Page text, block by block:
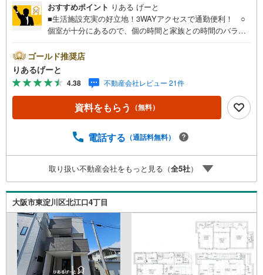
おすすめポイント りある げーと
■生活施設充実の好立地！3WAYアクセスで通勤便利！ ○
個室が十分にあるので、個の時間と家族との時間のバラン
1台分・自転車置場もあります♪■物件検討中のお客さま！
ちょっと見学してみたいだけなどでも内覧可能です！売主
さまの都合等で見学ができない場合がございます。お気軽
に「りあるげーと」までお問合わせ下さい！■「りあるげー
と」が選ばれるポイント！■年中休まず営業中！いつでも対
応致します！・営業時間:9:00～21:00上記の時間帯は、お
相談、承ります！■【無料送迎】「小さなお子さまをつれて
ご相談ください！営業スタッフがご自宅に伺って送迎致し
ます！【リフォーム相談】資格を持った専門スタッフがお
悩みに合わせてお話をうかがい、お客さまにぴったりの提
案を行います！■その他:物件相談、住宅ローン相談、ご質
問、気になること、何でもお気軽にご相談ください！
ゴールド推奨店
りあるげーと
4.38 不動産会社レビュー 21件
資料をもらう （無料）
電話する （通話料無料）
取り扱い不動産会社をもっと見る（全5社）
大阪市東淀川区北江口4丁目